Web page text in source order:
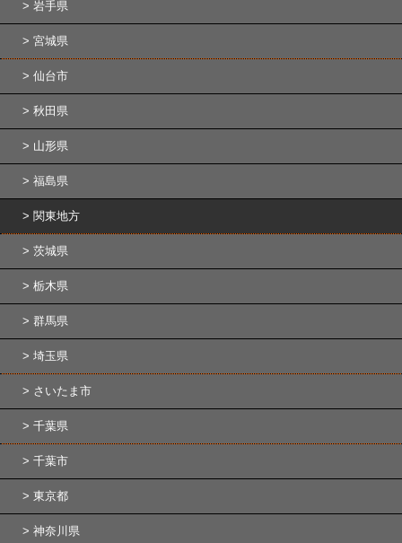
岩手県
宮城県
仙台市
秋田県
山形県
福島県
関東地方
茨城県
栃木県
群馬県
埼玉県
さいたま市
千葉県
千葉市
東京都
神奈川県